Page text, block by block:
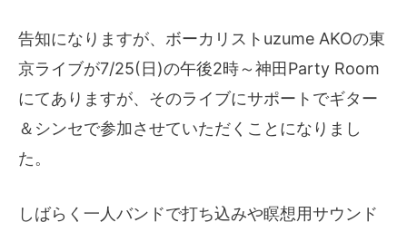
告知になりますが、ボーカリストuzume AKOの東
京ライブが7/25(日)の午後2時～神田Party Room
にてありますが、そのライブにサポートでギター
＆シンセで参加させていただくことになりまし
た。
しばらく一人バンドで打ち込みや瞑想用サウンド